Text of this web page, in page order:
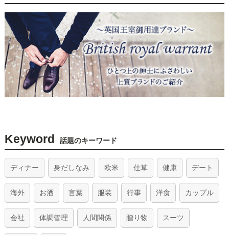
Keyword 話題のキーワード
ディナー 身だしなみ 欧米 仕草 健康 デート
海外 お酒 言葉 服装 行事 洋食 カップル
会社 体調管理 人間関係 贈り物 スーツ